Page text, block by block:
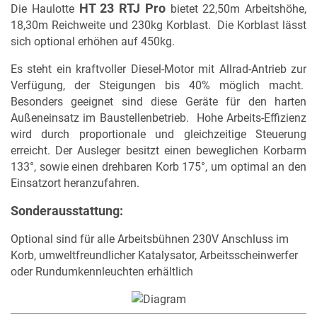
Die Haulotte HT 23 RTJ Pro bietet 22,50m Arbeitshöhe,
18,30m Reichweite und 230kg Korblast. Die Korblast lässt
sich optional erhöhen auf 450kg.
Es steht ein kraftvoller Diesel-Motor mit Allrad-Antrieb zur
Verfügung, der Steigungen bis 40% möglich macht.
Besonders geeignet sind diese Geräte für den harten
Außeneinsatz im Baustellenbetrieb. Hohe Arbeits-Effizienz
wird durch proportionale und gleichzeitige Steuerung
erreicht. Der Ausleger besitzt einen beweglichen Korbarm
133°, sowie einen drehbaren Korb 175°, um optimal an den
Einsatzort heranzufahren.
Sonderausstattung:
Optional sind für alle Arbeitsbühnen 230V Anschluss im
Korb, umweltfreundlicher Katalysator, Arbeitsscheinwerfer
oder Rundumkennleuchten erhältlich